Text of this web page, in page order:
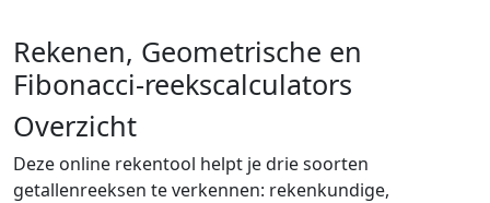
Rekenen, Geometrische en
Fibonacci-reekscalculators
Overzicht
Deze online rekentool helpt je drie soorten
getallenreeksen te verkennen: rekenkundige,